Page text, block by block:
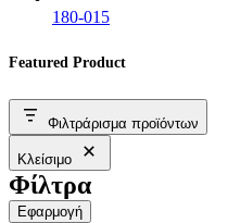
180-015
Featured Product
Φιλτράρισμα προϊόντων
Κλείσιμο
Φίλτρα
Εφαρμογή